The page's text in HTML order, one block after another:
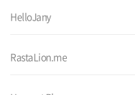
HelloJany
RastaLion.me